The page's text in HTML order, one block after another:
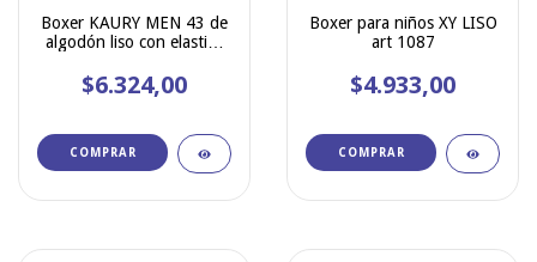
Boxer KAURY MEN 43 de
algodón liso con elastico
$6.324,00
COMPRAR
Boxer para niños XY LISO
art 1087
$4.933,00
COMPRAR